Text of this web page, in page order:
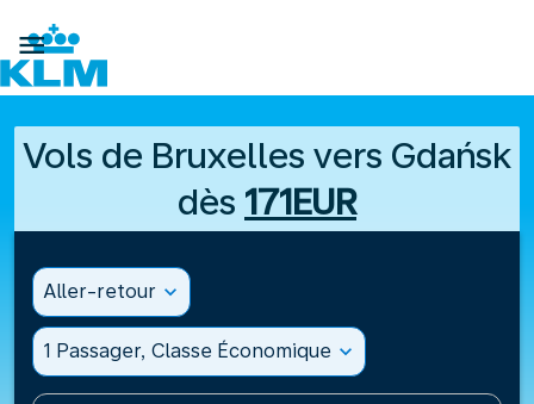

Vols de Bruxelles vers Gdańsk
dès 171EUR
Aller-retour expand_more
1 Passager, Classe Économique expand_more